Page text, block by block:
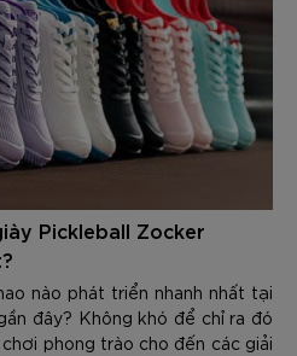
Pickleball Zocker
nào phát triển nhanh nhất tại
đây? Không khó để chỉ ra đó
phong trào cho đến các giải